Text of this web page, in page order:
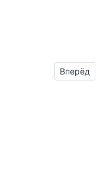
Вперёд